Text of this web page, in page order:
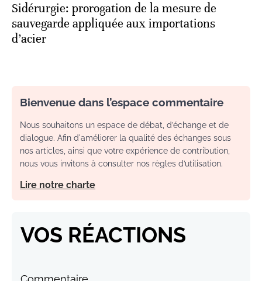
Sidérurgie: prorogation de la mesure de
sauvegarde appliquée aux importations
d’acier
Bienvenue dans l’espace commentaire
Nous souhaitons un espace de débat, d’échange et de
dialogue. Afin d'améliorer la qualité des échanges sous
nos articles, ainsi que votre expérience de contribution,
nous vous invitons à consulter nos règles d’utilisation.
Lire notre charte
VOS RÉACTIONS